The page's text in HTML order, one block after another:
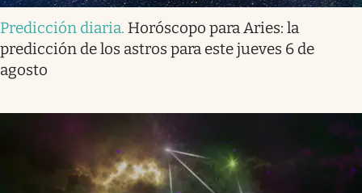
Predicción diaria. Horóscopo para Aries: la
predicción de los astros para este jueves 6 de
agosto